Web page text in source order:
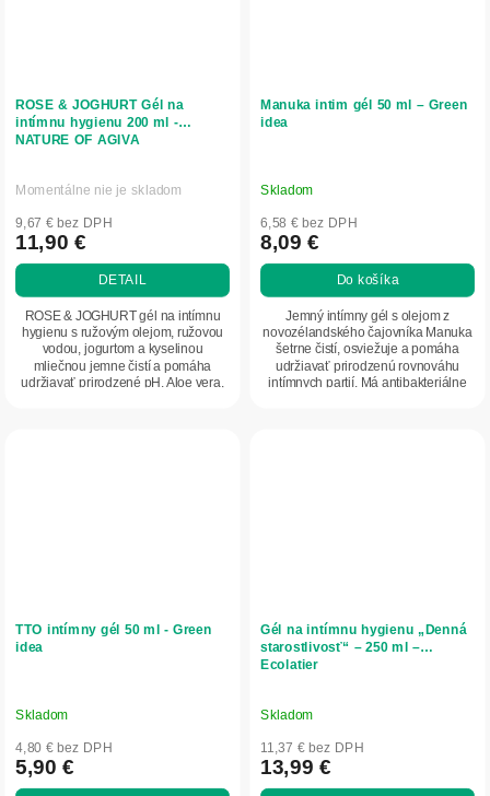
ROSE & JOGHURT Gél na
intímnu hygienu 200 ml -
NATURE OF AGIVA
Momentálne nie je skladom
9,67 € bez DPH
11,90 €
DETAIL
ROSE & JOGHURT gél na intímnu
hygienu s ružovým olejom, ružovou
vodou, jogurtom a kyselinou
mliečnou jemne čistí a pomáha
udržiavať prirodzené pH. Aloe vera,
Manuka intim gél 50 ml – Green
idea
Skladom
6,58 € bez DPH
8,09 €
Do košíka
Jemný intímny gél s olejom z
novozélandského čajovníka Manuka
šetrne čistí, osviežuje a pomáha
udržiavať prirodzenú rovnováhu
intímnych partií. Má antibakteriálne
TTO intímny gél 50 ml - Green
idea
Skladom
4,80 € bez DPH
5,90 €
Gél na intímnu hygienu „Denná
starostlivosť“ – 250 ml –
Ecolatier
Skladom
11,37 € bez DPH
13,99 €